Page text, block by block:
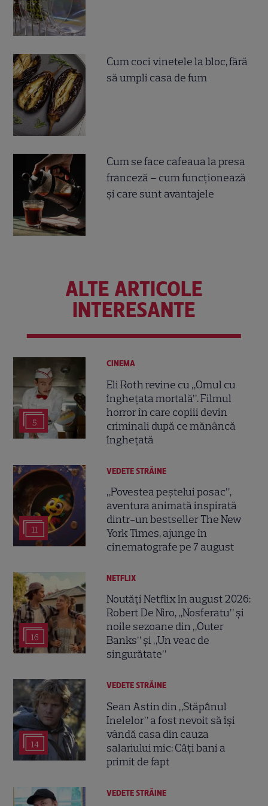
Cum coci vinetele la bloc, fără
să umpli casa de fum
Cum se face cafeaua la presa
franceză – cum funcționează
și care sunt avantajele
ALTE ARTICOLE
INTERESANTE
5
CINEMA
Eli Roth revine cu „Omul cu
înghețata mortală”. Filmul
horror în care copiii devin
criminali după ce mănâncă
înghețată
11
VEDETE STRĂINE
„Povestea peștelui posac”,
aventura animată inspirată
dintr-un bestseller The New
York Times, ajunge în
cinematografe pe 7 august
16
NETFLIX
Noutăți Netflix în august 2026:
Robert De Niro, „Nosferatu” și
noile sezoane din „Outer
Banks” și „Un veac de
singurătate”
14
VEDETE STRĂINE
Sean Astin din „Stăpânul
Inelelor” a fost nevoit să își
vândă casa din cauza
salariului mic: Câți bani a
primit de fapt
VEDETE STRĂINE